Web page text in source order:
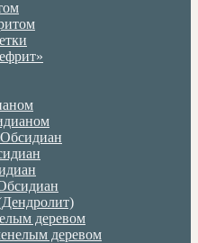
деревом
деревом